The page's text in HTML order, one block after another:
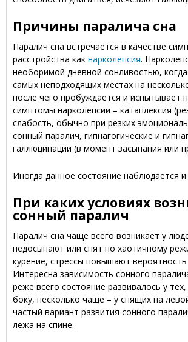
Причины паралича сна
Паралич сна встречается в качестве
расстройства как нарколепсия.
необоримой дневной сонливостью,
самых неподходящих местах на
после чего пробуждается и испытывает
симптомы нарколепсии – катаплексия
слабость, обычно при резких
сонный паралич, гипнагогические и
галлюцинации (в момент засыпания или
Иногда данное состояние наблюдается и
При каких условиях
сонный паралич
Паралич сна чаще всего возникает у
недосыпают или спят по хаотичному
курение, стрессы повышают вероятность
Интересна зависимость сонного
реже всего состояние развивалось у
боку, несколько чаще – у спящих на
частый вариант развития сонного
лежа на спине.